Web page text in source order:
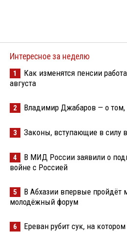
Интересное за неделю
1
Как изменятся пенсии
августа
2 Владимир Джабаров — о
3 Законы, вступающие в силу в
4
В МИД России заявили о
войне с Россией
5
В Абхазии впервые пройдёт
молодёжный форум
6 Ереван рубит сук, на